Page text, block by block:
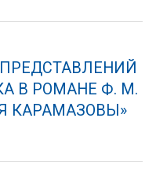
В РОМАНЕ Ф. М.
КАРАМАЗОВЫ»